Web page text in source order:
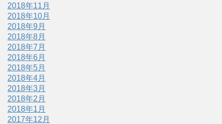
2018年11月
2018年10月
2018年9月
2018年8月
2018年7月
2018年6月
2018年5月
2018年4月
2018年3月
2018年2月
2018年1月
2017年12月